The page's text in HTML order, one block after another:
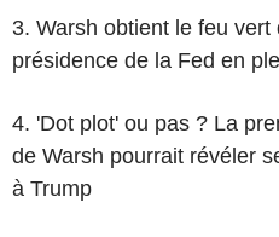
3. Warsh obtient le feu vert
présidence de la Fed en
4. 'Dot plot' ou pas ? La
de Warsh pourrait révéler
à Trump